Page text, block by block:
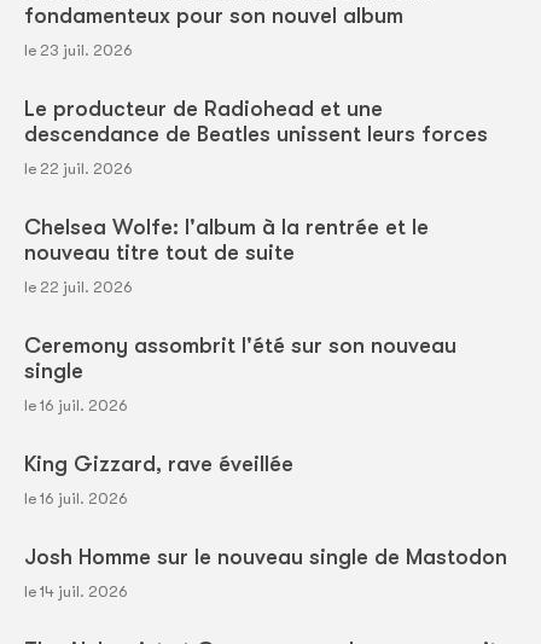
fondamenteux pour son nouvel album
le 23 juil. 2026
Le producteur de Radiohead et une
descendance de Beatles unissent leurs forces
le 22 juil. 2026
Chelsea Wolfe: l'album à la rentrée et le
nouveau titre tout de suite
le 22 juil. 2026
Ceremony assombrit l'été sur son nouveau
single
le 16 juil. 2026
King Gizzard, rave éveillée
le 16 juil. 2026
Josh Homme sur le nouveau single de Mastodon
le 14 juil. 2026